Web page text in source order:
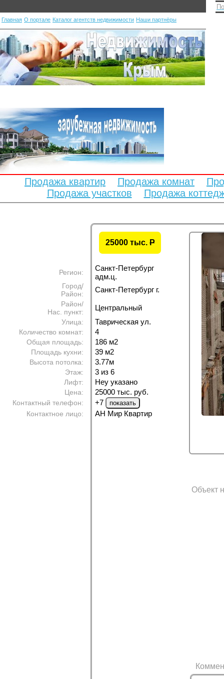
Главная О портале Каталог агентств недвижимости Наши партнёры
Продажа квартир Продажа комнат
Продажа участков
Продажа
25000 тыс. P
Регион:
Санкт-Петербург
адм.ц.
Город/
Район:
Санкт-Петербург г.
Район/
Нас. пункт:
Центральный
Улица: Таврическая ул.
Количество комнат: 4
Общая площадь: 186 м2
Площадь кухни: 39 м2
Высота потолка: 3.77м
Этаж: 3 из 6
Лифт: Неу указано
Цена: 25000 тыс. руб.
Контактный телефон: +7
Контактное лицо: АН Мир Квартир
Объект